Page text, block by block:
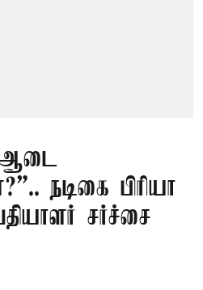
ஆடை
நடிகை பிரியா
சர்ச்சை